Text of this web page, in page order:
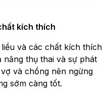
kích thích
và các chất kích thích
thụ thai và sự phát
và chồng nên ngừng
sớm càng tốt.